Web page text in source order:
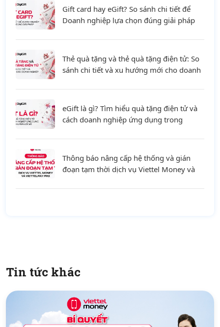
Gift card hay eGift? So sánh chi tiết để
Doanh nghiệp lựa chọn đúng giải pháp
Thẻ quà tặng và thẻ quà tặng điện tử: So
sánh chi tiết và xu hướng mới cho doanh
eGift là gì? Tìm hiểu quà tặng điện tử và
cách doanh nghiệp ứng dụng trong
Thông báo nâng cấp hệ thống và gián
đoạn tạm thời dịch vụ Viettel Money và
Tin tức khác